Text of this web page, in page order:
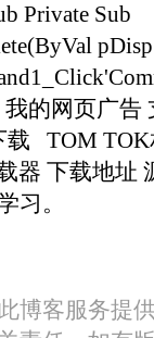
Private Sub
我的网页广
TOM
器 下载地址
习。
博客服务提